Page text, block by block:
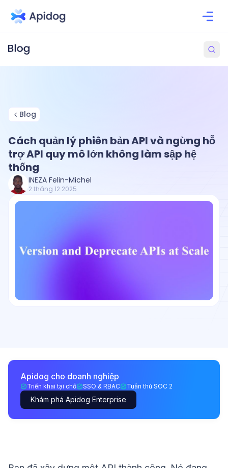
Blog
Cách quản lý phiên bản API và ngừng hỗ
trợ API quy mô lớn không làm sập hệ
thống
INEZA Felin-Michel
2 tháng 12 2025
Apidog cho doanh nghiệp
Triển khai tại chỗ SSO & RBAC Tuân thủ SOC 2
Khám phá Apidog Enterprise